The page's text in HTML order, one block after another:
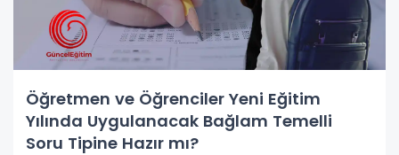
Öğretmen ve Öğrenciler Yeni Eğitim
Yılında Uygulanacak Bağlam Temelli
Soru Tipine Hazır mı?